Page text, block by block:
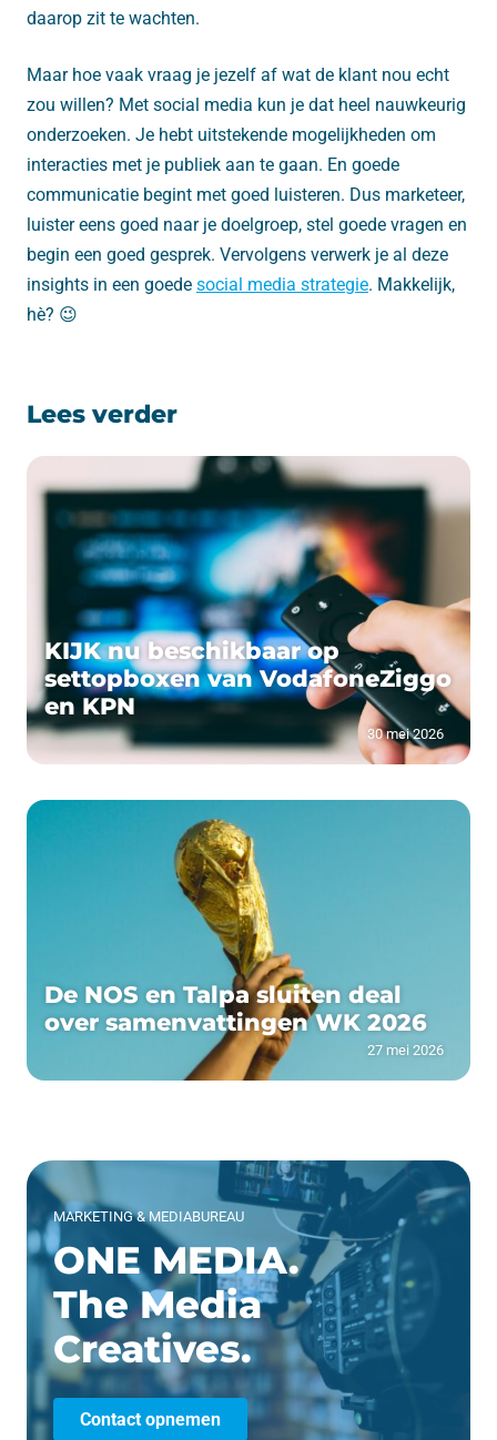
daarop zit te wachten.
Maar hoe vaak vraag je jezelf af wat de klant nou echt
zou willen? Met social media kun je dat heel nauwkeurig
onderzoeken. Je hebt uitstekende mogelijkheden om
interacties met je publiek aan te gaan. En goede
communicatie begint met goed luisteren. Dus marketeer,
luister eens goed naar je doelgroep, stel goede vragen en
begin een goed gesprek. Vervolgens verwerk je al deze
insights in een goede social media strategie. Makkelijk,
hè? 😉
Lees verder
KIJK nu beschikbaar op
settopboxen van VodafoneZiggo
en KPN
30 mei 2026
De NOS en Talpa sluiten deal
over samenvattingen WK 2026
27 mei 2026
MARKETING & MEDIABUREAU
ONE MEDIA.
The Media
Creatives.
Contact opnemen